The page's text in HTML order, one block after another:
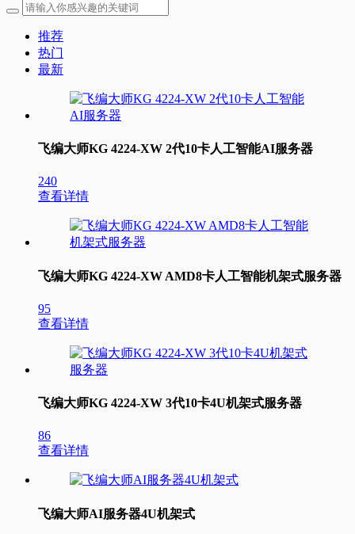
推荐
热门
最新
飞编大师KG 4224-XW 2代10卡人工智能AI服务器
240
查看详情
飞编大师KG 4224-XW AMD8卡人工智能机架式服务器
95
查看详情
飞编大师KG 4224-XW 3代10卡4U机架式服务器
86
查看详情
飞编大师AI服务器4U机架式